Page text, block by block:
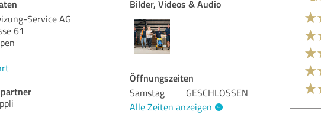
Service AG
61
Bilder, Videos & Audio
Öffnungszeiten
Samstag
GESCHLOSSEN
Alle Zeiten anzeigen